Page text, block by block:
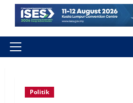
Politik